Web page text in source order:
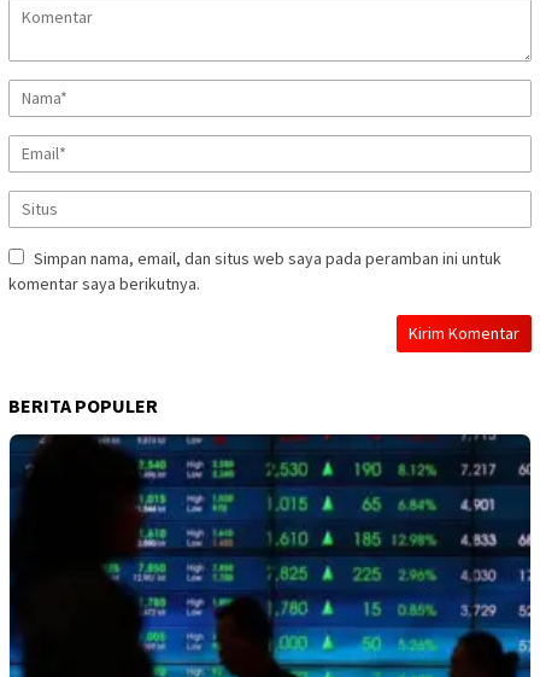
Simpan nama, email, dan situs web saya pada peramban ini untuk
komentar saya berikutnya.
BERITA POPULER